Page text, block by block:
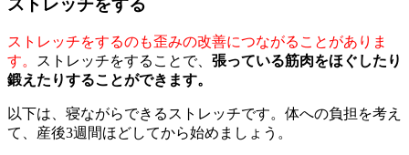
ストレッチをするのも歪みの改善につながることがありま
す。
ストレッチをすることで、 張っている筋肉をほぐしたり
鍛えたりすることができます。
以下は、寝ながらできるストレッチです。体への負担を考え
て、産後3週間ほどしてから始めましょう。